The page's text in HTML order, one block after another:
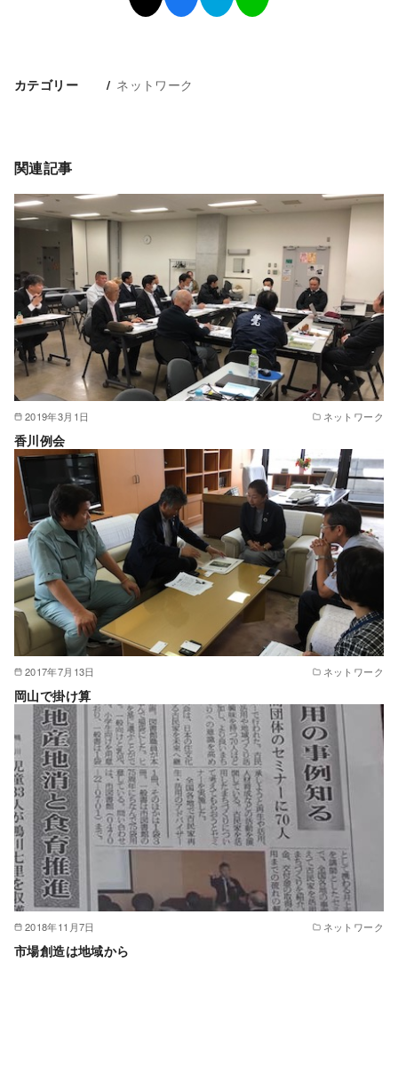
カテゴリー ネットワーク
関連記事
2019年3月1日 ネットワーク
香川例会
2017年7月13日 ネットワーク
岡山で掛け算
2018年11月7日 ネットワーク
市場創造は地域から